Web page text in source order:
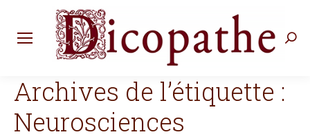
Archives de l’étiquette :
Neurosciences